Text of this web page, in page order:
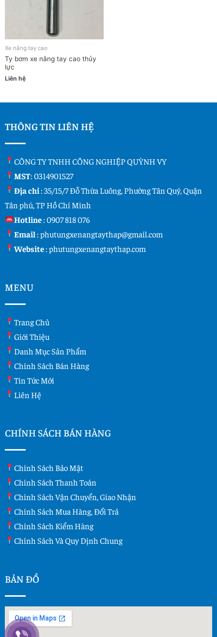
Xe nâng tay cao
Ty bơm xe nâng tay cao thủy
lực
Liên hệ
THÔNG TIN LIÊN HỆ
CÔNG TY TNHH CÔNG NGHIỆP QUỲNH VY
MST: 0314901527
Địa chỉ: 35/15/7 Đỗ Thừa Luông, Phường Tân Quý, Quận
Tân phú, TP Hồ Chí Minh
Hotline:0907 818 076
Email :phutungxenangtaythap@gmail.com
Website:phutungxenangtaythap.com
MENU
Trang Chủ
Giới Thiệu
Danh Mục Sản Phẩm
Chính Sách Bán Hàng
Tin Tức Mới
Liên Hệ
CHÍNH SÁCH BÁN HÀNG
Chính Sách Bảo Mật
Chính Sách Thanh Toán
Chính Sách Vận Chuyển, Giao Nhận
Chính Sách Mua Hàng, Đổi Trả
Chính Sách Kiểm Hàng
Chính Sách Và Quy Dịnh Chung
BẢN ĐỒ